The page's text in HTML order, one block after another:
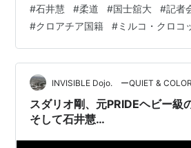
ンタビューで、当時の全日本・斉藤
出し、こう言った。 「オリンピック
て、斉藤先生のプレッシャーに比べ
にもなりません。自分にとって、五
これに柔道関係者からは「教育的指
だが、 「サービス精神旺盛でビッ
#石井慧 #柔道 #国士舘大 #記者
#クロアチア国籍 #ミルコ・クロコ
INVISIBLE Dojo. ーQUIET &
スダリオ剛、元PRIDEヘビー級
そして石井慧…